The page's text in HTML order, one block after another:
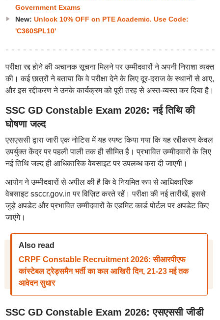
Government Exams
New: Unlock 10% OFF on PTE Academic. Use Code:
'C360SPL10'
परीक्षा रद्द होने की अचानक सूचना मिलने पर उम्मीदवारों ने अपनी निराशा व्यक्त
की। कई छात्रों ने बताया कि वे परीक्षा देने के लिए दूर-दराज के स्थानों से आए,
और इस रद्दीकरण ने उनके कार्यक्रम को पूरी तरह से अस्त-व्यस्त कर दिया है।
SSC GD Constable Exam 2026: नई तिथि की
घोषणा जल्द
एसएससी द्वारा जारी एक नोटिस में यह स्पष्ट किया गया कि यह रद्दीकरण केवल
उपर्युक्त केंद्र पर पहली पाली तक ही सीमित है। प्रभावित उम्मीदवारों के लिए
नई तिथि जल्द ही आधिकारिक वेबसाइट पर उपलब्ध करा दी जाएगी।
आयोग ने उम्मीदवारों से अपील की है कि वे नियमित रूप से आधिकारिक
वेबसाइट ssccr.gov.in पर विज़िट करते रहें। परीक्षा की नई तारीखें, इससे
जुड़े अपडेट और प्रभावित उम्मीदवारों के एडमिट कार्ड पोर्टल पर अपडेट किए
जाएंगे।
Also read
CRPF Constable Recruitment 2026: सीआरपीएफ
कांस्टेबल ट्रेड्समैन भर्ती का कल आखिरी दिन, 21-23 मई तक
आवेदन सुधार
SSC GD Constable Exam 2026: एसएससी जीडी